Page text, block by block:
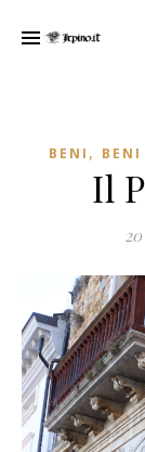
BENI ,
Il